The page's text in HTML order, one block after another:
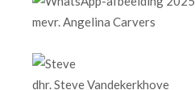
mevr. Angelina Carvers
dhr. Steve Vandekerkhove